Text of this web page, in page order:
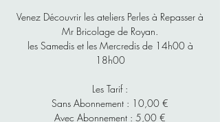
Venez Découvrir les ateliers Perles à Repasser à
Mr Bricolage de Royan.
les Samedis et les Mercredis de 14h00 à
18h00
Les Tarif :
Sans Abonnement : 10,00 €
Avec Abonnement : 5,00 €